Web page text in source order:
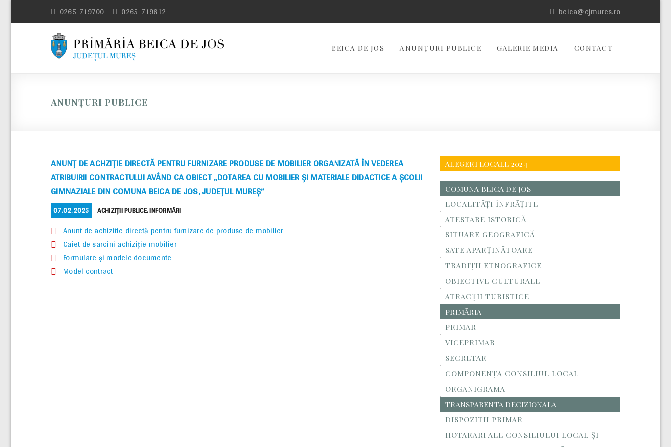
0265-719700 0265-719612 beica@cjmures.ro
BEICA DE JOS ANUNȚURI PUBLICE GALERIE MEDIA CONTACT
ANUNȚURI PUBLICE
ANUNŢ DE ACHZIȚIE DIRECTĂ PENTRU FURNIZARE PRODUSE DE MOBILIER ORGANIZATĂ ÎN VEDEREA
ATRIBUIRII CONTRACTULUI AVÂND CA OBIECT ,,DOTAREA CU MOBILIER ȘI MATERIALE DIDACTICE A ȘCOLII
GIMNAZIALE DIN COMUNA BEICA DE JOS, JUDEȚUL MUREȘ”
POSTED
ON
07.02.2025 CATEGORIES
ACHIZIȚII PUBLICE,INFORMĂRI
Anunt de achizitie directă pentru furnizare de produse de mobilier
Caiet de sarcini achiziție mobilier
Formulare și modele documente
Model contract
ALEGERI LOCALE 2024
COMUNA BEICA DE JOS
LOCALITĂŢI ÎNFRĂŢITE
ATESTARE ISTORICĂ
SITUARE GEOGRAFICĂ
SATE APARȚINĂTOARE
TRADIȚII ETNOGRAFICE
OBIECTIVE CULTURALE
ATRACȚII TURISTICE
PRIMĂRIA
PRIMAR
VICEPRIMAR
SECRETAR
COMPONENȚA CONSILIUL LOCAL
ORGANIGRAMA
TRANSPARENTA DECIZIONALA
DISPOZITII PRIMAR
HOTARARI ALE CONSILIULUI LOCAL ȘI